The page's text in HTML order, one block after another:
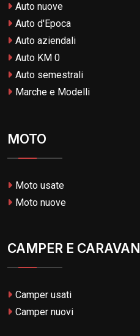
Auto nuove
Auto d'Epoca
Auto aziendali
Auto KM 0
Auto semestrali
Marche e Modelli
MOTO
Moto usate
Moto nuove
CAMPER E CARAVAN
Camper usati
Camper nuovi